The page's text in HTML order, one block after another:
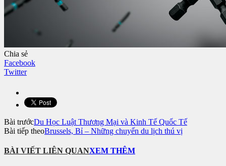
Chia sẻ
Facebook
Twitter
Bài trướcDu Học Luật Thương Mại và Kinh Tế Quốc Tế
Bài tiếp theoBrussels, Bỉ – Những chuyến du lịch thú vị
BÀI VIẾT LIÊN QUANXEM THÊM